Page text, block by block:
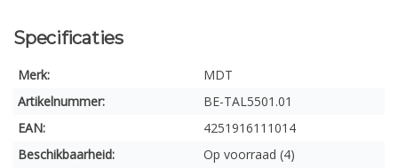
Specificaties
Merk:
MDT
Artikelnummer:
BE-TAL5501.01
EAN:
4251916111014
Beschikbaarheid:
Op voorraad (4)